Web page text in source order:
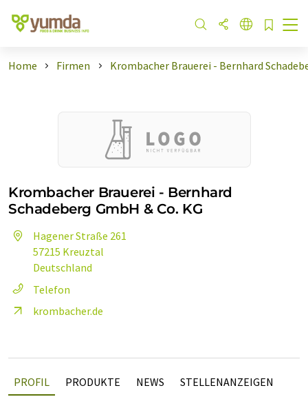
Home Firmen Krombacher Brauerei - Bernhard
Krombacher Brauerei - Bernhard
Schadeberg GmbH & Co. KG
Hagener Straße 261
57215 Kreuztal
Deutschland
Telefon
krombacher.de
PROFIL PRODUKTE NEWS STELLENANZEIGEN